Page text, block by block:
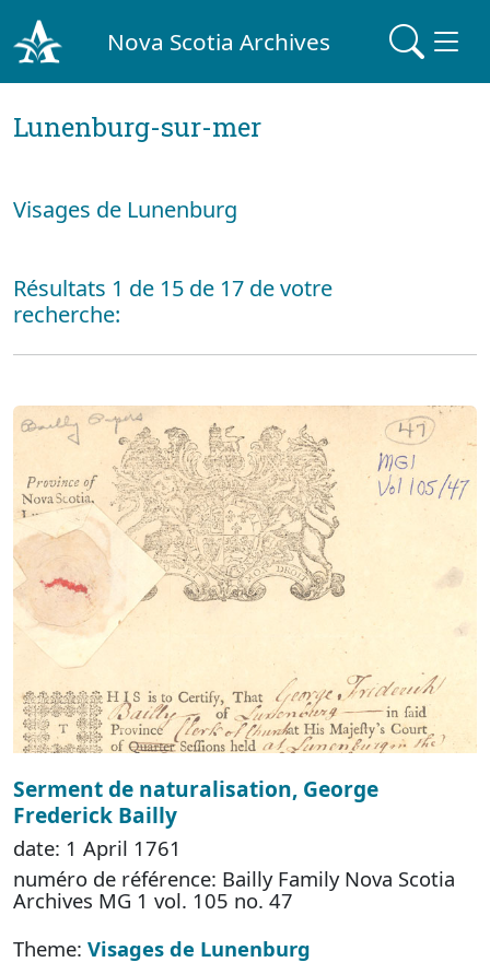
Nova Scotia Archives
Lunenburg-sur-mer
Visages de Lunenburg
Résultats 1 de 15 de 17 de votre
recherche:
Serment de naturalisation, George
Frederick Bailly
date: 1 April 1761
numéro de référence: Bailly Family Nova Scotia
Archives MG 1 vol. 105 no. 47
Theme: Visages de Lunenburg